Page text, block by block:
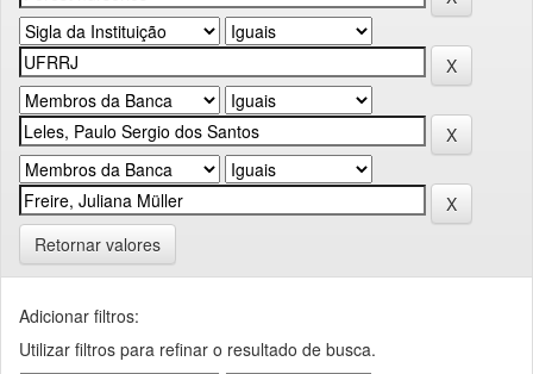
Retornar valores
Adicionar filtros:
Utilizar filtros para refinar o resultado de busca.